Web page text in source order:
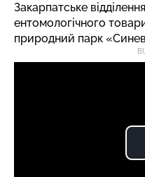
Закарпатське
ентомологічного
природний парк